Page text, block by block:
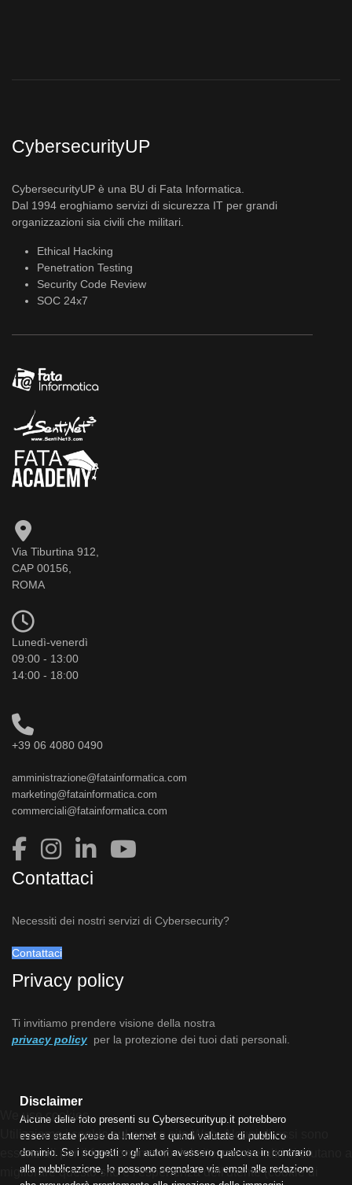
CybersecurityUP
CybersecurityUP è una BU di Fata Informatica.
Dal 1994 eroghiamo servizi di sicurezza IT per grandi
organizzazioni sia civili che militari.
Ethical Hacking
Penetration Testing
Security Code Review
SOC 24x7
Via Tiburtina 912,
CAP 00156,
ROMA
Lunedì-venerdì
09:00 - 13:00
14:00 - 18:00
+39 06 4080 0490
amministrazione@fatainformatica.com
marketing@fatainformatica.com
commerciali@fatainformatica.com
Contattaci
Necessiti dei nostri servizi di Cybersecurity?
Contattaci
Privacy policy
Ti invitiamo prendere visione della nostra
privacy policy per la protezione dei tuoi dati personali.
Disclaimer
Alcune delle foto presenti su Cybersecurityup.it potrebbero
essere state prese da Internet e quindi valutate di pubblico
dominio. Se i soggetti o gli autori avessero qualcosa in contrario
alla pubblicazione, lo possono segnalare via email alla redazione
We use cookies
Utilizziamo i cookie sul nostro sito Web. Alcuni di essi sono
essenziali per il funzionamento del sito, mentre altri ci aiutano a
migliorare questo sito e l'esperienza dell'utente (cookie di